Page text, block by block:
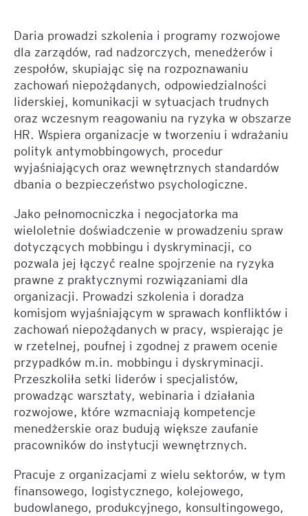
Daria prowadzi szkolenia i programy rozwojowe
dla zarządów, rad nadzorczych, menedżerów i
zespołów, skupiając się na rozpoznawaniu
zachowań niepożądanych, odpowiedzialności
liderskiej, komunikacji w sytuacjach trudnych
oraz wczesnym reagowaniu na ryzyka w obszarze
HR. Wspiera organizacje w tworzeniu i wdrażaniu
polityk antymobbingowych, procedur
wyjaśniających oraz wewnętrznych standardów
dbania o bezpieczeństwo psychologiczne.
Jako pełnomocniczka i negocjatorka ma
wieloletnie doświadczenie w prowadzeniu spraw
dotyczących mobbingu i dyskryminacji, co
pozwala jej łączyć realne spojrzenie na ryzyka
prawne z praktycznymi rozwiązaniami dla
organizacji. Prowadzi szkolenia i doradza
komisjom wyjaśniającym w sprawach konfliktów i
zachowań niepożądanych w pracy, wspierając je
w rzetelnej, poufnej i zgodnej z prawem ocenie
przypadków m.in. mobbingu i dyskryminacji.
Przeszkoliła setki liderów i specjalistów,
prowadząc warsztaty, webinaria i działania
rozwojowe, które wzmacniają kompetencje
menedżerskie oraz budują większe zaufanie
pracowników do instytucji wewnętrznych.
Pracuje z organizacjami z wielu sektorów, w tym
finansowego, logistycznego, kolejowego,
budowlanego, produkcyjnego, konsultingowego,